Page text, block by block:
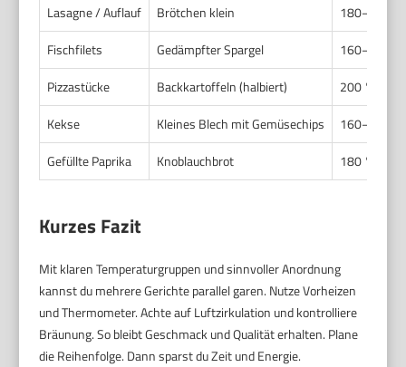
Lasagne / Auflauf
Brötchen klein
180–190
Fischfilets
Gedämpfter Spargel
160–170
Pizzastücke
Backkartoffeln (halbiert)
200 °C
Kekse
Kleines Blech mit Gemüsechips
160–170
Gefüllte Paprika
Knoblauchbrot 180 °C
Kurzes Fazit
Mit klaren Temperaturgruppen und sinnvoller Anordnung
kannst du mehrere Gerichte parallel garen. Nutze Vorheizen
und Thermometer. Achte auf Luftzirkulation und kontrolliere
Bräunung. So bleibt Geschmack und Qualität erhalten. Plane
die Reihenfolge. Dann sparst du Zeit und Energie.